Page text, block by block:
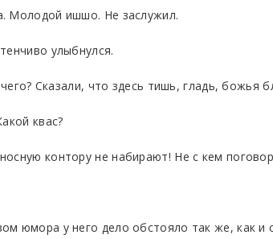
Молодой ишшо. Не заслужил.
улыбнулся.
Сказали, что здесь тишь, гладь, божья
квас?
контору не набирают! Не с кем
юмора у него дело обстояло так же, как и